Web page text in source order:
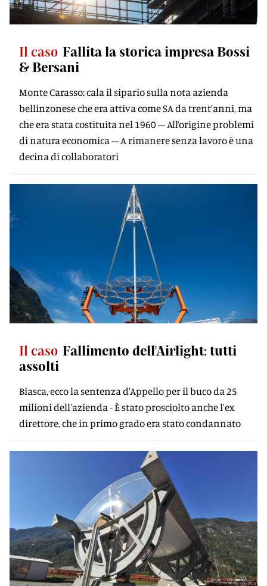
Il caso Fallita la storica impresa Bossi
& Bersani
Monte Carasso: cala il sipario sulla nota azienda
bellinzonese che era attiva come SA da trent’anni, ma
che era stata costituita nel 1960 – All’origine problemi
di natura economica – A rimanere senza lavoro è una
decina di collaboratori
Il caso Fallimento dell'Airlight: tutti
assolti
Biasca, ecco la sentenza d'Appello per il buco da 25
milioni dell'azienda - È stato prosciolto anche l'ex
direttore, che in primo grado era stato condannato